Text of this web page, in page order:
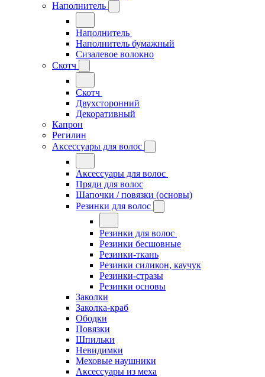
Наполнитель
Наполнитель
Наполнитель бумажный
Сизалевое волокно
Скотч
Скотч
Двухсторонний
Декоративный
Капрон
Регилин
Аксессуары для волос
Аксессуары для волос
Пряди для волос
Шапочки / повязки (основы)
Резинки для волос
Резинки для волос
Резинки бесшовные
Резинки-ткань
Резинки силикон, каучук
Резинки-стразы
Резинки основы
Заколки
Заколка-краб
Ободки
Повязки
Шпильки
Невидимки
Меховые наушники
Аксессуары из меха